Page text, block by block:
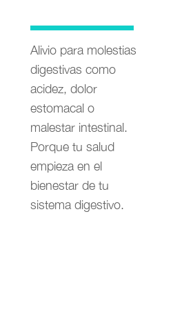
Alivio para molestias
digestivas como
acidez, dolor
estomacal o
malestar intestinal.
Porque tu salud
empieza en el
bienestar de tu
sistema digestivo.